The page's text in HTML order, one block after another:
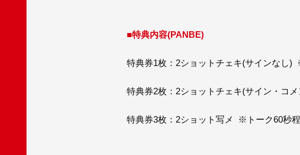
■特典内容(PANBE)
特典券1枚：2ショットチェキ(サインなし)
特典券2枚：2ショットチェキ(サイン・コ
特典券3枚：2ショット写メ ※トーク60秒